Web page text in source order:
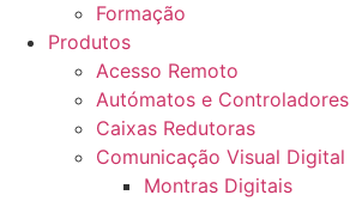
Formação
Produtos
Acesso Remoto
Autómatos e Controladores
Caixas Redutoras
Comunicação Visual Digital
Montras Digitais